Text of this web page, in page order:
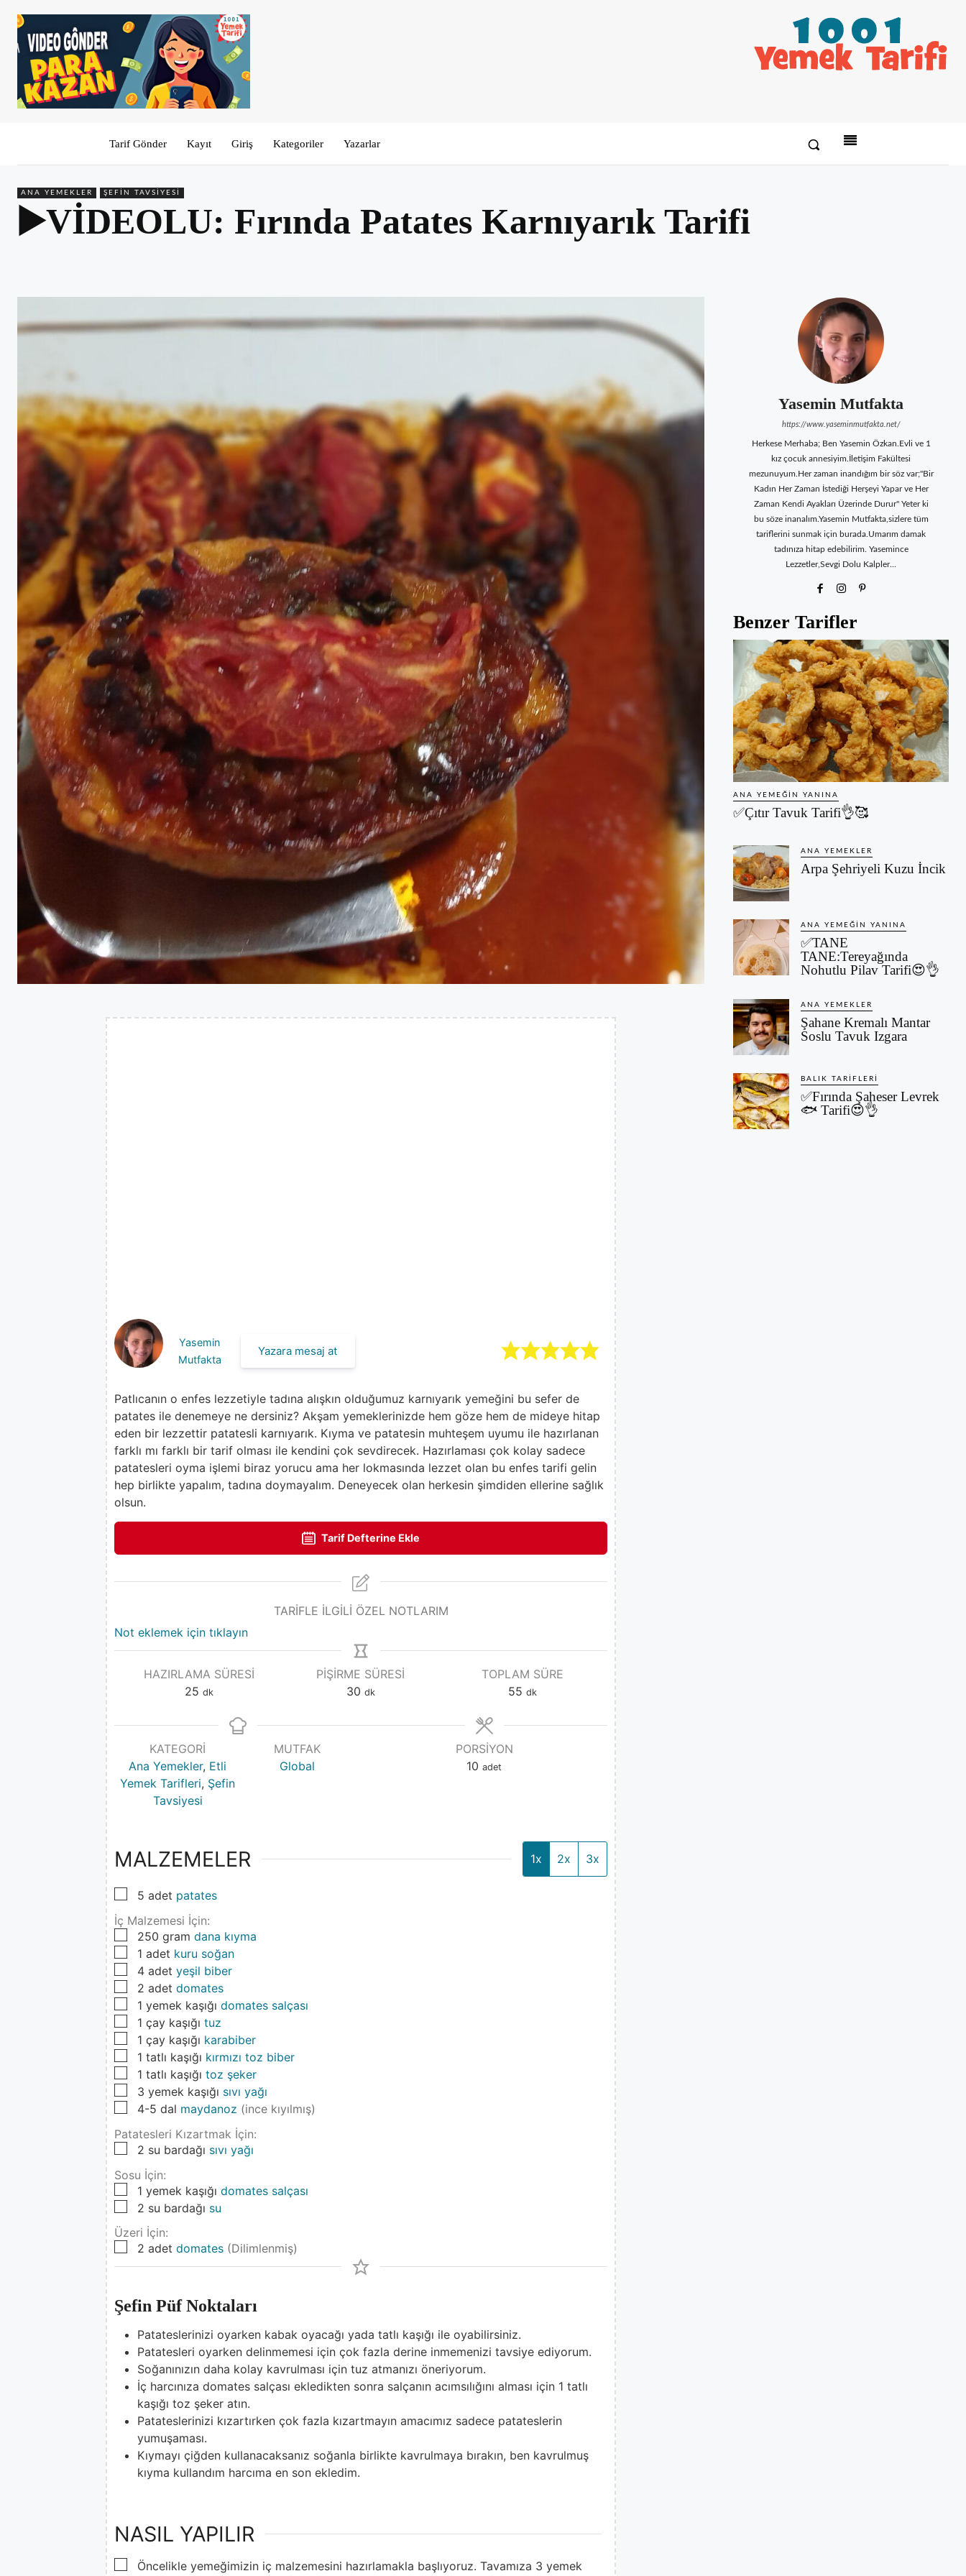
Tarif Gönder Kayıt Giriş Kategoriler Yazarlar
ANA YEMEKLER ŞEFIN TAVSIYESI
▶️VİDEOLU: Fırında Patates Karnıyarık Tarifi
Yasemin
Mutfakta
Yazara mesaj at
Patlıcanın o enfes lezzetiyle tadına alışkın olduğumuz karnıyarık yemeğini bu sefer de
patates ile denemeye ne dersiniz? Akşam yemeklerinizde hem göze hem de mideye hitap
eden bir lezzettir patatesli karnıyarık. Kıyma ve patatesin muhteşem uyumu ile hazırlanan
farklı mı farklı bir tarif olması ile kendini çok sevdirecek. Hazırlaması çok kolay sadece
patatesleri oyma işlemi biraz yorucu ama her lokmasında lezzet olan bu enfes tarifi gelin
hep birlikte yapalım, tadına doymayalım. Deneyecek olan herkesin şimdiden ellerine sağlık
olsun.
Tarif Defterine Ekle
TARİFLE İLGİLİ ÖZEL NOTLARIM
Not eklemek için tıklayın
HAZIRLAMA SÜRESI
25 dk
PIŞIRME SÜRESI
30 dk
TOPLAM SÜRE
55 dk
KATEGORI
Ana Yemekler, Etli
Yemek Tarifleri, Şefin
Tavsiyesi
MUTFAK
Global
PORSIYON
10 adet
MALZEMELER 1x 2x 3x
▢
5 adet patates
İç Malzemesi İçin:
▢
250 gram dana kıyma
▢
1 adet kuru soğan
▢
4 adet yeşil biber
▢
2 adet domates
▢
1 yemek kaşığı domates salçası
▢
1 çay kaşığı tuz
▢
1 çay kaşığı karabiber
▢
1 tatlı kaşığı kırmızı toz biber
▢
1 tatlı kaşığı toz şeker
▢
3 yemek kaşığı sıvı yağı
▢
4-5 dal maydanoz (ince kıyılmış)
Patatesleri Kızartmak İçin:
▢
2 su bardağı sıvı yağı
Sosu İçin:
▢
1 yemek kaşığı domates salçası
▢
2 su bardağı su
Üzeri İçin:
▢
2 adet domates (Dilimlenmiş)
Şefin Püf Noktaları
Patateslerinizi oyarken kabak oyacağı yada tatlı kaşığı ile oyabilirsiniz.
Patatesleri oyarken delinmemesi için çok fazla derine inmemenizi tavsiye ediyorum.
Soğanınızın daha kolay kavrulması için tuz atmanızı öneriyorum.
İç harcınıza domates salçası ekledikten sonra salçanın acımsılığını alması için 1 tatlı
kaşığı toz şeker atın.
Patateslerinizi kızartırken çok fazla kızartmayın amacımız sadece patateslerin
yumuşaması.
Kıymayı çiğden kullanacaksanız soğanla birlikte kavrulmaya bırakın, ben kavrulmuş
kıyma kullandım harcıma en son ekledim.
NASIL YAPILIR
▢
Öncelikle yemeğimizin iç malzemesini hazırlamakla başlıyoruz. Tavamıza 3 yemek
Yasemin Mutfakta
https://www.yaseminmutfakta.net/
Herkese Merhaba; Ben Yasemin Özkan.Evli ve 1
kız çocuk annesiyim.İletişim Fakültesi
mezunuyum.Her zaman inandığım bir söz var;"Bir
Kadın Her Zaman İstediği Herşeyi Yapar ve Her
Zaman Kendi Ayakları Üzerinde Durur" Yeter ki
bu söze inanalım.Yasemin Mutfakta,sizlere tüm
tariflerini sunmak için burada.Umarım damak
tadınıza hitap edebilirim. Yasemince
Lezzetler,Sevgi Dolu Kalpler...
Benzer Tarifler
ANA YEMEĞIN YANINA
✅Çıtır Tavuk Tarifi👌🥰
ANA YEMEKLER
Arpa Şehriyeli Kuzu İncik
ANA YEMEĞIN YANINA
✅TANE
TANE:Tereyağında
Nohutlu Pilav Tarifi😍👌
ANA YEMEKLER
Şahane Kremalı Mantar
Soslu Tavuk Izgara
BALIK TARIFLERI
✅Fırında Şaheser Levrek
🐟 Tarifi😍👌